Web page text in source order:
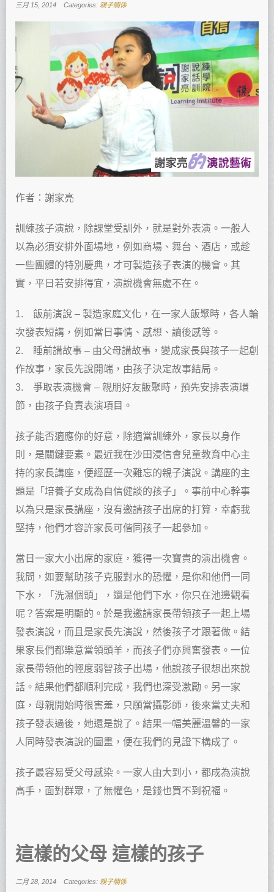
三月 15, 2014 Categories: 親子關係
作者：謝家亮
訓練孩子演說，除課堂受訓外，就是對外表演。一般人
以為必須安排外面場地，例如商場、舞台、酒店，或趁
一些團體的特別慶典，才可製造孩子表演的機會。其
實，平日若安排得宜，演說機會無處不在。
1. 飯前演說 – 製造家庭文化，在一家人飯聚時，各人輪
次發表短講，例如當日事情、感想、讀後感等。
2. 睡前講故事 – 由父母講故事，變成家長與孩子一起創
作故事，家長先說開端，由孩子決定故事結局。
3. 爭取表演機會 – 親朋好友飯聚時，預先安排表演環
節，由孩子負責表演項目。
孩子能否適應你的好意，除適當訓練外，家長以身作
則，是關鍵要素。最近我在沙田浸信會兒童教育中心主
持的家長講座，便經歷一次難忘的親子演說。講座的主
題是「培養子女成為自信健談的孩子」。事前中心幹事
以為只是家長講座，沒有邀請孩子出席的打算，幸虧我
堅持，他們才容許家長可偕同孩子一起參加。
當日一家大小出席的家庭，獲得一次寶貴的演出機會。
我問，如要幫助孩子克服對水的恐懼，是你和他們一同
下水，「洗濕個頭」，還是他們下水，你只在池邊觀看
呢？答案是明顯的。於是我邀請家長帶領孩子一起上場
發表演說，而且是家長先演說，然後孩子才跟著做。結
果家長們都樂意當領頭羊，而孩子們亦興奮發表。一位
家長帶領他的輕度弱智孩子出場，他說孩子很想出來說
話。結果他們都順利完成，我們也深受激勵。另一家
庭，母親開始時很害羞，只願當攝影師，後來當丈夫和
孩子發表過後，她還是說了。結果一幅美麗溫馨的一家
人同時發表演說的圖畫，便在我們的見證下構成了。
孩子最容易受父母感染。一家人由大到小，都成為演說
高手，面對群眾，了無懼色，是錢也買不到祝福。
這樣的父母 這樣的孩子
二月 28, 2014 Categories: 親子關係